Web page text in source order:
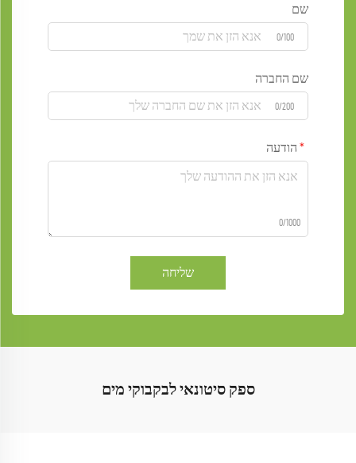
שם
0/100
שם החברה
0/200
הודעה
0/1000
שליחה
ספק סיטונאי לבקבוקי מים